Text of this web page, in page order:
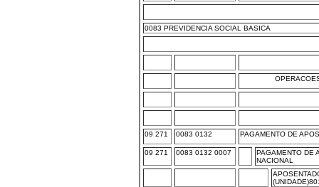
0083 PREVIDENCIA SOCIAL BASICA
09 271 0083 0132 PAGAMENTO DE
09 271 0083 0132 0007
PAGAMENTO DE
NACIONAL